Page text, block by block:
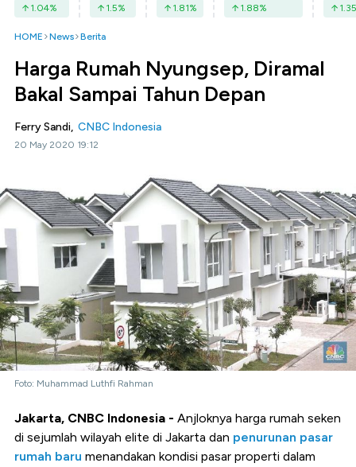
1.04% 1.5% 1.81% 1.88% 1.35
HOME News Berita
Harga Rumah Nyungsep, Diramal
Bakal Sampai Tahun Depan
Ferry Sandi, CNBC Indonesia
20 May 2020 19:12
Foto: Muhammad Luthfi Rahman
Jakarta, CNBC Indonesia - Anjloknya harga rumah seken
di sejumlah wilayah elite di Jakarta dan penurunan pasar
rumah baru menandakan kondisi pasar properti dalam